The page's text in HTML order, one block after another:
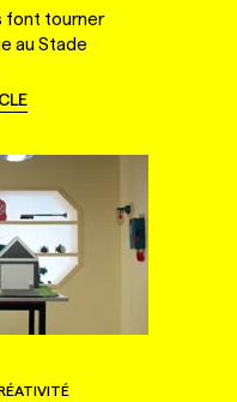
font tourner
au Stade